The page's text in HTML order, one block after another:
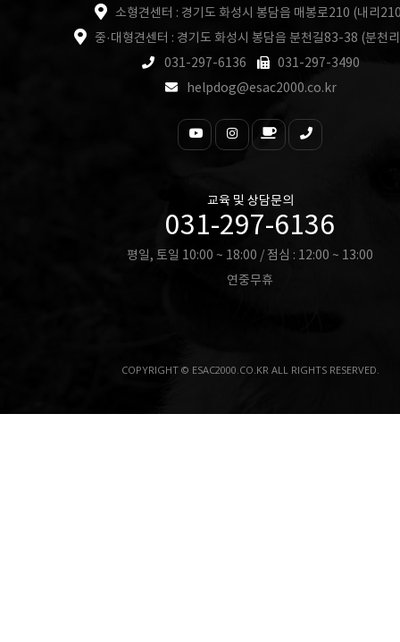
소형견센터 : 경기도 화성시 봉담읍 매봉로210 (내리
중·대형견센터 : 경기도 화성시 봉담읍 분천길83-38 (분천
031-297-6136
031-297-3490
helpdog@esac2000.co.kr
교육 및 상담문의
031-297-6136
평일, 토일 10:00 ~ 18:00 / 점심 : 12:00 ~ 13:00
연중무휴
COPYRIGHT © ESAC2000.CO.KR ALL RIGHTS RESERVED.